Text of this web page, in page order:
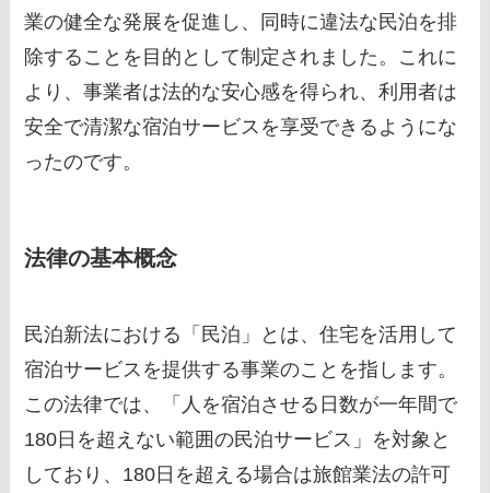
業の健全な発展を促進し、同時に違法な民泊を排
除することを目的として制定されました。これに
より、事業者は法的な安心感を得られ、利用者は
安全で清潔な宿泊サービスを享受できるようにな
ったのです。
法律の基本概念
民泊新法における「民泊」とは、住宅を活用して
宿泊サービスを提供する事業のことを指します。
この法律では、「人を宿泊させる日数が一年間で
180日を超えない範囲の民泊サービス」を対象と
しており、180日を超える場合は旅館業法の許可